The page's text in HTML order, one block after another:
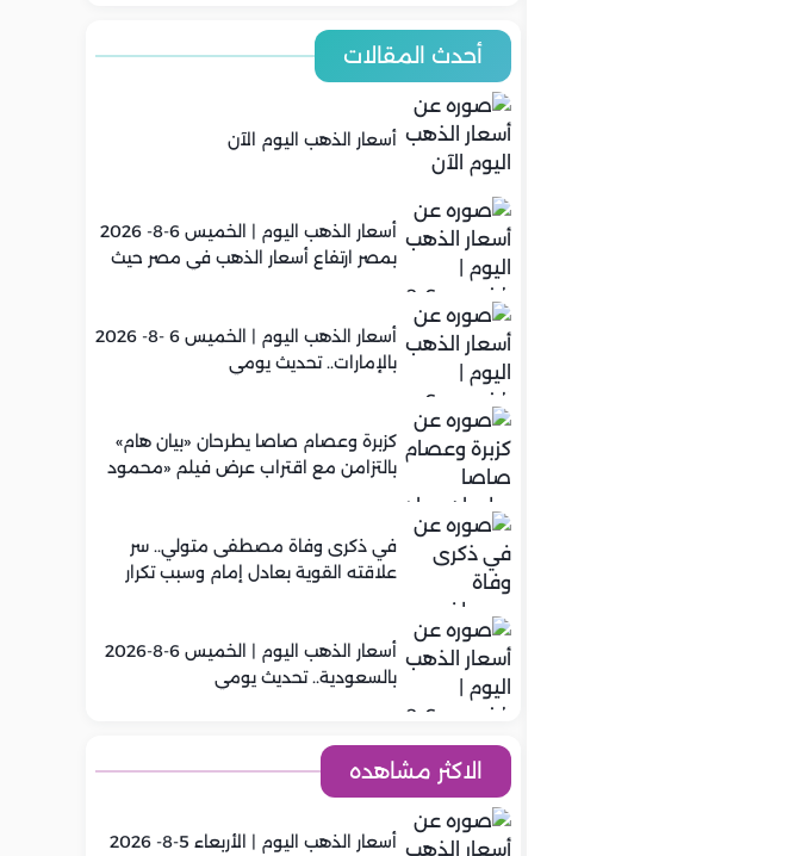
أحدث المقالات
أسعار الذهب اليوم الآن
أسعار الذهب اليوم | الخميس 6-8- 2026
بمصر ارتفاع أسعار الذهب في مصر حيث
أسعار الذهب اليوم | الخميس 6 -8- 2026
بالإمارات.. تحديث يومي
كزبرة وعصام صاصا يطرحان «بيان هام»
بالتزامن مع اقتراب عرض فيلم «محمود
في ذكرى وفاة مصطفى متولي.. سر
علاقته القوية بعادل إمام وسبب تكرار
أسعار الذهب اليوم | الخميس 6-8-2026
بالسعودية.. تحديث يومي
الاكثر مشاهده
أسعار الذهب اليوم | الأربعاء 5-8- 2026